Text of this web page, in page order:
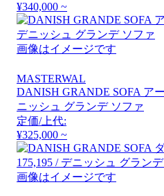
¥340,000 ~
画像はイメージです
MASTERWAL
DANISH GRANDE SOFA ア
ニッシュ グランデ ソファ
定価/上代:
¥325,000 ~
画像はイメージです